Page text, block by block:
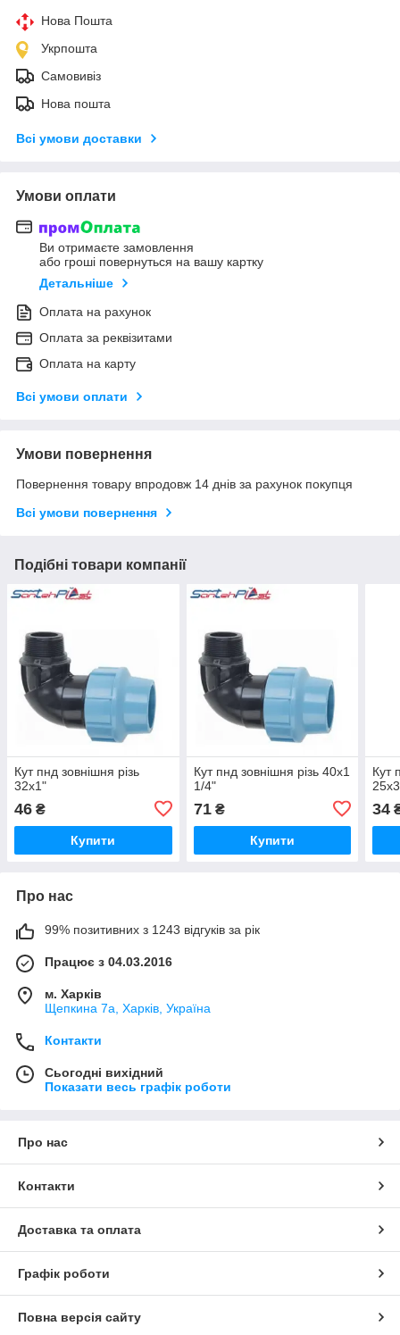
Нова Пошта
Укрпошта
Самовивіз
Нова пошта
Всі умови доставки
Умови оплати
Ви отримаєте замовлення
або гроші повернуться на вашу картку
Детальніше
Оплата на рахунок
Оплата за реквізитами
Оплата на карту
Всі умови оплати
Умови повернення
Повернення товару впродовж 14 днів за рахунок покупця
Всі умови повернення
Подібні товари компанії
Кут пнд зовнішня різь
32х1"
46 ₴
Купити
Кут пнд зовнішня різь 40х1
1/4"
71₴
Купити
Кут
34
Про нас
99% позитивних з 1243 відгуків за рік
Працює з 04.03.2016
м. Харків
Щепкина 7а, Харків, Україна
Контакти
Сьогодні вихідний
Показати весь графік роботи
Про нас
Контакти
Доставка та оплата
Графік роботи
Повна версія сайту